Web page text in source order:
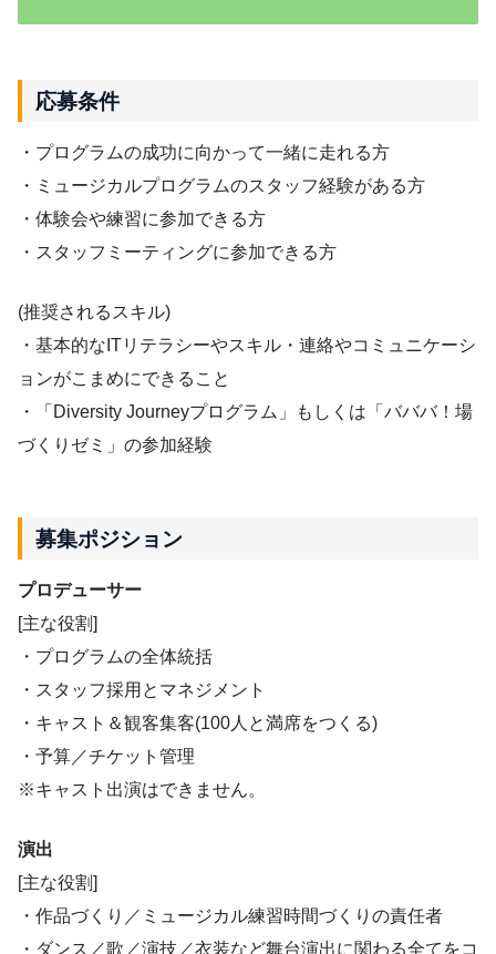
応募条件
・プログラムの成功に向かって一緒に走れる方
・ミュージカルプログラムのスタッフ経験がある方
・体験会や練習に参加できる方
・スタッフミーティングに参加できる方
(推奨されるスキル)
・基本的なITリテラシーやスキル・連絡やコミュニケーシ
ョンがこまめにできること
・「Diversity Journeyプログラム」もしくは「バババ！場
づくりゼミ」の参加経験
募集ポジション
プロデューサー
[主な役割]
・プログラムの全体統括
・スタッフ採用とマネジメント
・キャスト＆観客集客(100人と満席をつくる)
・予算／チケット管理
※キャスト出演はできません。
演出
[主な役割]
・作品づくり／ミュージカル練習時間づくりの責任者
・ダンス／歌／演技／衣装など舞台演出に関わる全てをコ